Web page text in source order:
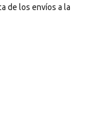
de los envíos a la